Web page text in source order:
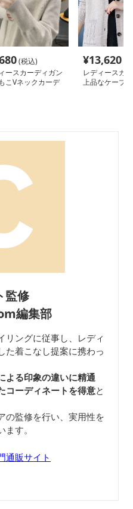
(税込)
ースカーディガン
こVネックカーデ
¥13,620
レディースカ
上品なケーブ
監修
編集部
リングに従事し、レディ
た着こなし提案に携わっ
よる印象の違いに精通
コーディネートを得意と
の監修を行い、実用性を
す。
通販サイト